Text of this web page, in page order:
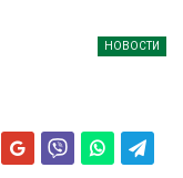
НОВОСТИ